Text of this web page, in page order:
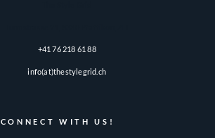
+41 76 218 61 88
info(at)thestylegrid.ch
CONNECT WITH US!